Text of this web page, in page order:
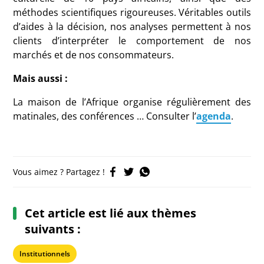
méthodes scientifiques rigoureuses. Véritables outils
d’aides à la décision, nos analyses permettent à nos
clients d’interpréter le comportement de nos
marchés et de nos consommateurs.
Mais aussi :
La maison de l’Afrique organise régulièrement des
matinales, des conférences … Consulter l’agenda.
Vous aimez ? Partagez !
Cet article est lié aux thèmes
suivants :
Institutionnels